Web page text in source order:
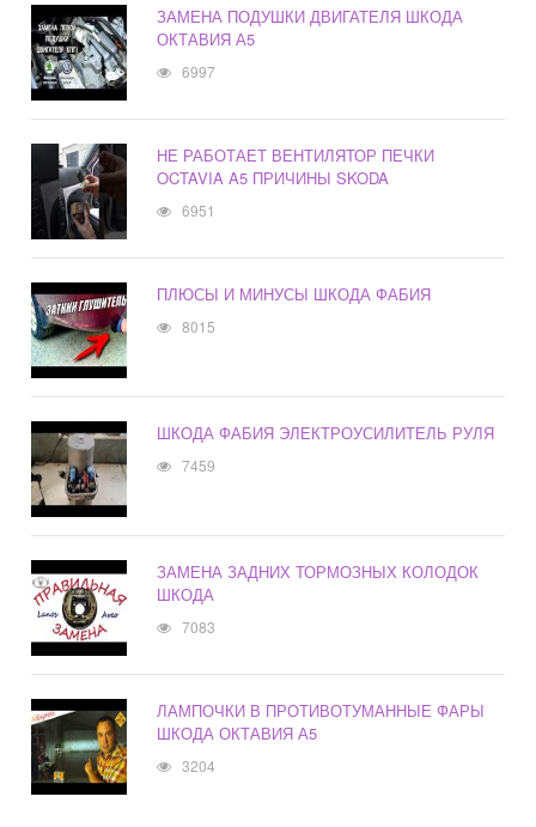
ЗАМЕНА ПОДУШКИ ДВИГАТЕЛЯ ШКОДА
ОКТАВИЯ А5
6997
НЕ РАБОТАЕТ ВЕНТИЛЯТОР ПЕЧКИ
OCTAVIA A5 ПРИЧИНЫ SKODA
6951
ПЛЮСЫ И МИНУСЫ ШКОДА ФАБИЯ
8015
ШКОДА ФАБИЯ ЭЛЕКТРОУСИЛИТЕЛЬ РУЛЯ
7459
ЗАМЕНА ЗАДНИХ ТОРМОЗНЫХ КОЛОДОК
ШКОДА
7083
ЛАМПОЧКИ В ПРОТИВОТУМАННЫЕ ФАРЫ
ШКОДА ОКТАВИЯ А5
3204